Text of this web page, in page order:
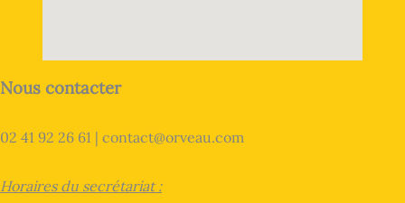
Nous contacter
02 41 92 26 61 | contact@orveau.com
Horaires du secrétariat :